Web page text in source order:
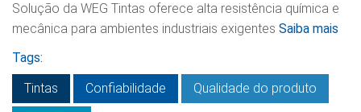
Solução da WEG Tintas oferece alta resistência química e
mecânica para ambientes industriais exigentes Saiba mais
Tags:
Tintas
Confiabilidade Qualidade do produto